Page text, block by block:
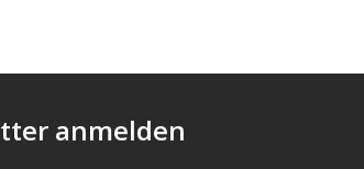
anmelden